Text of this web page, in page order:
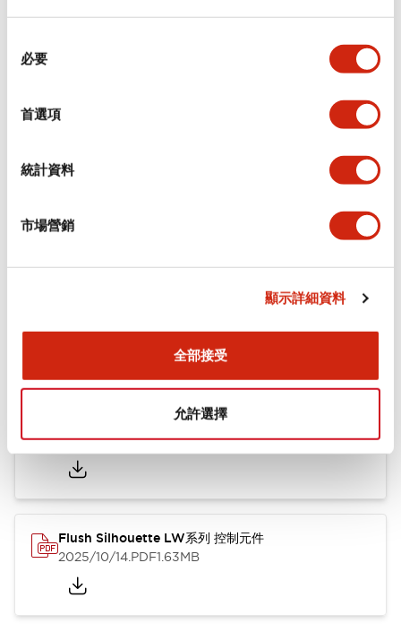
必要
首選項
統計資料
市場營銷
顯示詳細資料
全部接受
允許選擇
安裝和安裝規範
認證與標準
Flush Silhouette LW系列 控制元件 (英文版)
2025/09/19.PDF1.23MB
Flush Silhouette LW系列 控制元件
2025/10/14.PDF1.63MB